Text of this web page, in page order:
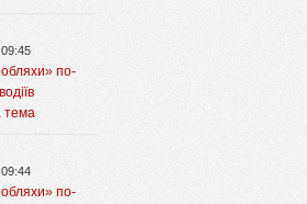
по-
тема
по-